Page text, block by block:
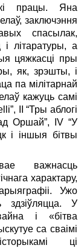
працы. Яна
заключэння
спасылак,
і літаратуры, а
цяжкасці пры
як, зрэшты, і
па мілітарнай
кажуць самі
II “Тры аблогі
Оршай”, IV “У
і іншыя бітвы
важнасць
характару,
Ужо
здзіўляцца. У
і «бітва
са сваімі
ці